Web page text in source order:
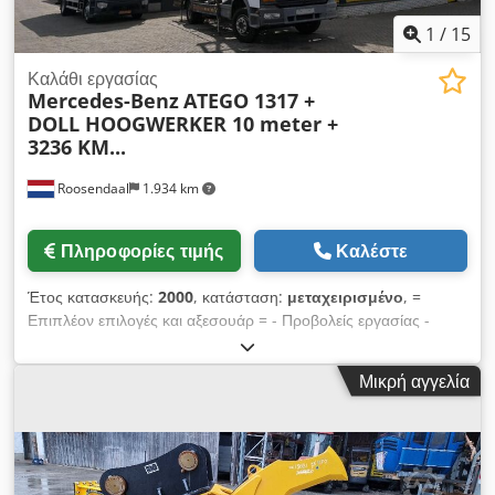
1 / 15
Roosendaal 1.934 km
Καλάθι εργασίας
Mercedes-BenzATEGO 1317 +
DOLL HOOGWERKER 10 meter +
3236 KM...
Πληροφορίες τιμής Καλέστε
Έτος κατασκευής: 2000, κατάσταση: μεταχειρισμένο, =
Επιπλέον επιλογές και αξεσουάρ = - Προβολείς εργασίας -
Ηλεκτρικά ρυθμιζόμενοι εξωτερικοί καθρέφτες - Σήματα
κινδύνου - Κεντρικό κλείδωμα = Περισσότερες πληροφορίες =
Γενικές πληροφορίες Ένδειξη χιλιομέτρων: 3.236 χλμ. Καμπίνα:
πληροφορίες Ισχύς: 125 kW (170 ίπποι) Τύπος καυσίμου:
Ντίζελ Κίνηση: μηχανική Κιβώτιο ταχυτήτων: αυτόματο
Crodpszp U Irefx Ahbsf Μέγιστο επιτρεπόμενο βάρος: 13.000
Μικρή αγγελία